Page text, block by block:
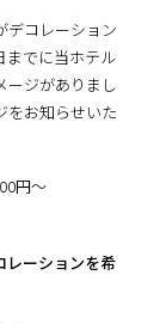
デコレーション
までに当ホテル
ージがありまし
をお知らせいた
円～
ーションを希